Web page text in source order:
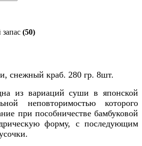
(50)
снежный краб. 280 гр. 8шт.
из вариаций суши в японской
неповторимостью которого
при пособничестве бамбуковой
форму, с последующим